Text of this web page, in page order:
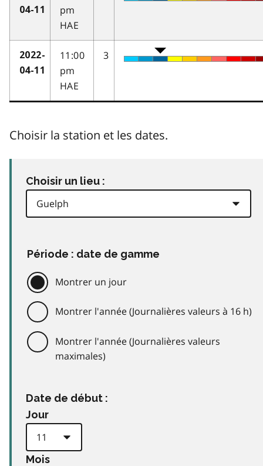
04-11
pm
HAE
2022-
04-11
11:00
pm
HAE
3
Choisir la station et les dates.
Choisir un lieu :
Période : date de gamme
Montrer un jour
Montrer l'année (Journalières valeurs à 16 h)
Montrer l'année (Journalières valeurs
maximales)
Date de début :
Jour
Mois